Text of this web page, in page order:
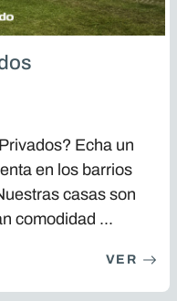
Echa un
en los barrios
casas son
comodidad ...
VER